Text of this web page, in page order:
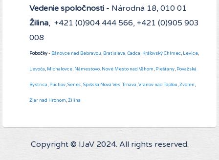
Vedenie spoločnosti - Národná 18, 010 01
Žilina, +421 (0)904 444 566, +421 (0)905 903
008
Pobočky- Bánovce nad Bebravou, Bratislava,Čadca, Kráľovský Chlmec, Levice,
Levoča, Michalovce, Námestovo. Nové Mesto nad Váhom, Piešťany, Považská
Bystrica, Púchov,Senec,Spišská Nová Ves,Trnava,Vranov nad Topľou,Zvolen,
Žiar nad Hronom,Žilina
Copyright © IJaV 2024. All rights reserved.